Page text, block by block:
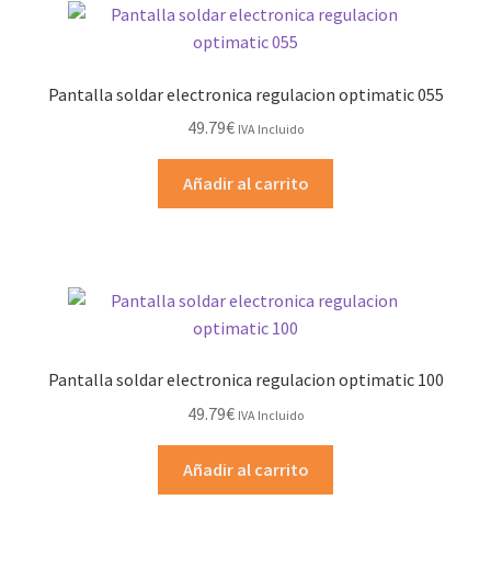
Pantalla soldar electronica regulacion optimatic 055
49.79€ IVA Incluido
Añadir al carrito
Pantalla soldar electronica regulacion optimatic 100
49.79€ IVA Incluido
Añadir al carrito